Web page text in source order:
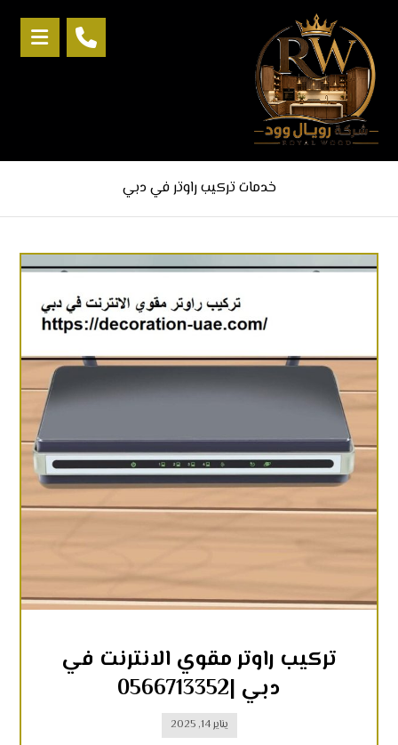
خدمات تركيب راوتر في دبي
تركيب راوتر مقوي الانترنت في
دبي |0566713352
يناير 14, 2025